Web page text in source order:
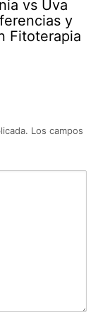
vs Uva
y
Fitoterapia
Los campos